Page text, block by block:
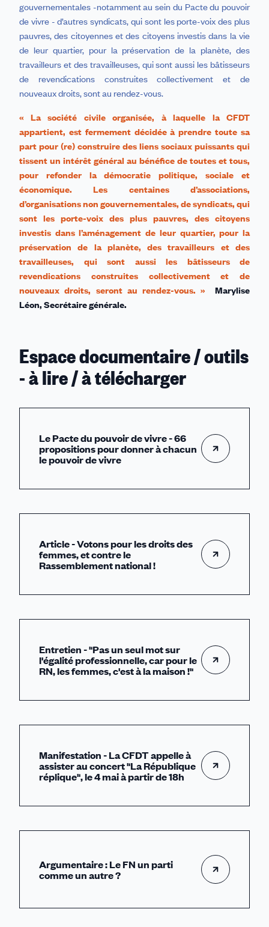
gouvernementales -notamment au sein du Pacte du pouvoir
de vivre - d’autres syndicats, qui sont les porte-voix des plus
pauvres, des citoyennes et des citoyens investis dans la vie
de leur quartier, pour la préservation de la planète, des
travailleurs et des travailleuses, qui sont aussi les bâtisseurs
de revendications construites collectivement et de
nouveaux droits, sont au rendez-vous.
« La société civile organisée, à laquelle la CFDT
appartient, est fermement décidée à prendre toute sa
part pour (re) construire des liens sociaux puissants qui
tissent un intérêt général au bénéfice de toutes et tous,
pour refonder la démocratie politique, sociale et
économique. Les centaines d’associations,
d’organisations non gouvernementales, de syndicats, qui
sont les porte-voix des plus pauvres, des citoyens
investis dans l’aménagement de leur quartier, pour la
préservation de la planète, des travailleurs et des
travailleuses, qui sont aussi les bâtisseurs de
revendications construites collectivement et de
nouveaux droits, seront au rendez-vous. »
Marylise
Léon, Secrétaire générale.
Espace documentaire / outils
- à lire / à télécharger
Le Pacte du pouvoir de vivre - 66
propositions pour donner à chacun
le pouvoir de vivre
Article - Votons pour les droits des
femmes, et contre le
Rassemblement national !
Entretien - "Pas un seul mot sur
l'égalité professionnelle, car pour le
RN, les femmes, c'est à la maison !"
Manifestation - La CFDT appelle à
assister au concert "La République
réplique", le 4 mai à partir de 18h
Argumentaire : Le FN un parti
comme un autre ?